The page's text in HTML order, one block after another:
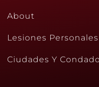
About
Lesiones Personales
Ciudades Y